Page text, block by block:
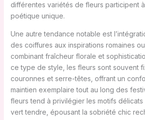
différentes variétés de fleurs participent
poétique unique.
Une autre tendance notable est
des coiffures aux inspirations romaines
combinant fraîcheur florale et
ce type de style, les fleurs sont souvent
couronnes et serre-têtes, offrant un
maintien exemplaire tout au long des
fleurs tend à privilégier les motifs
vert tendre, épousant la sobriété chic